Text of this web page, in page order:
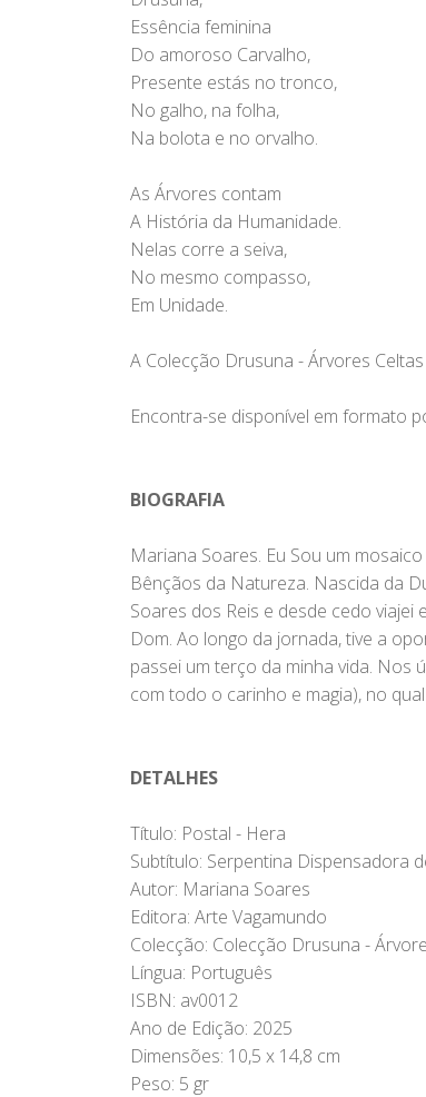
Essência feminina
Do amoroso Carvalho,
Presente estás no tronco,
No galho, na folha,
Na bolota e no orvalho.
As Árvores contam
A História da Humanidade.
Nelas corre a seiva,
No mesmo compasso,
Em Unidade.
A Colecção Drusuna - Árvores
Encontra-se disponível em formato
BIOGRAFIA
Mariana Soares. Eu Sou um
Bênçãos da Natureza. Nascida da
Soares dos Reis e desde cedo
Dom. Ao longo da jornada, tive a
passei um terço da minha vida.
com todo o carinho e magia), no
DETALHES
Título: Postal - Hera
Subtítulo: Serpentina Dispensadora
Autor: Mariana Soares
Editora: Arte Vagamundo
Colecção: Colecção Drusuna -
Língua: Português
ISBN: av0012
Ano de Edição: 2025
Dimensões: 10,5 x 14,8 cm
Peso: 5 gr